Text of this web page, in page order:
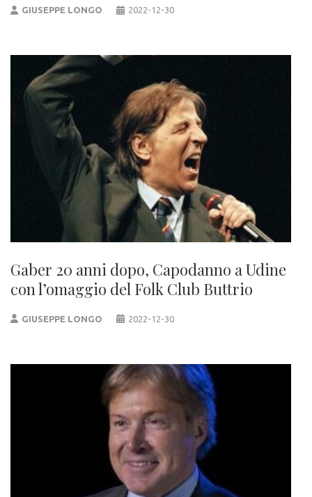
GIUSEPPE LONGO 2022-12-30
Gaber 20 anni dopo, Capodanno a Udine
con l’omaggio del Folk Club Buttrio
GIUSEPPE LONGO 2022-12-30